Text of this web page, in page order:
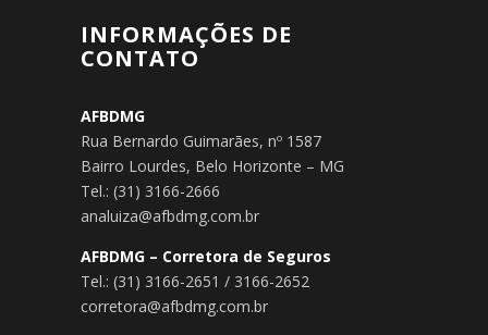
INFORMAÇÕES DE
CONTATO
AFBDMG
Rua Bernardo Guimarães, nº 1587
Bairro Lourdes, Belo Horizonte – MG
Tel.: (31) 3166-2666
analuiza@afbdmg.com.br
AFBDMG – Corretora de Seguros
Tel.: (31) 3166-2651 / 3166-2652
corretora@afbdmg.com.br